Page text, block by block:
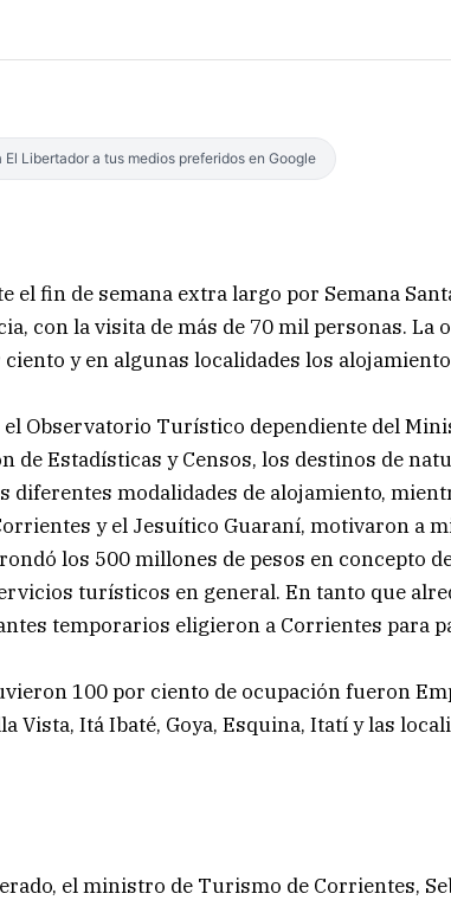
El Libertador a tus medios preferidos en Google
fin de semana extra largo por Semana
con la visita de más de 70 mil personas. La
y en algunas localidades los
el Observatorio Turístico dependiente del
de Estadísticas y Censos, los destinos de
diferentes modalidades de alojamiento,
y el Jesuítico Guaraní, motivaron a
los 500 millones de pesos en concepto
turísticos en general. En tanto que
temporarios eligieron a Corrientes para
100 por ciento de ocupación fueron
Vista, Itá Ibaté, Goya, Esquina, Itatí y las
el ministro de Turismo de Corrientes,